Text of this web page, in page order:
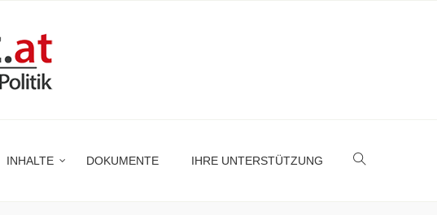
INHALTE DOKUMENTE IHRE UNTERSTÜTZUNG